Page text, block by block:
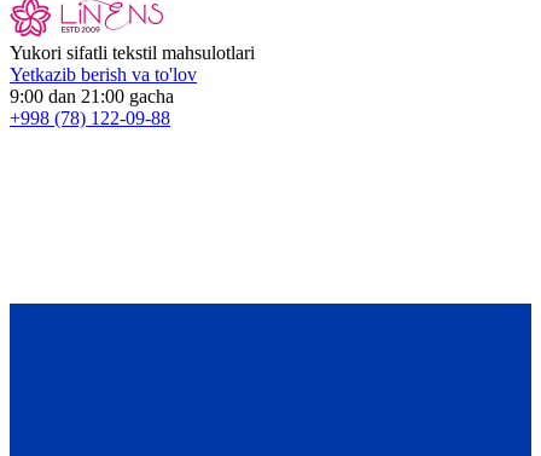
Yukori sifatli tekstil mahsulotlari
Yetkazib berish va to'lov
9:00 dan 21:00 gacha
+998 (78) 122-09-88